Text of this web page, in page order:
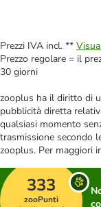
Prezzi IVA incl. **
Prezzo regolare = il
30 giorni
zooplus ha il diritto di
pubblicità diretta
qualsiasi momento
trasmissione secondo
zooplus. Per maggiori
333
zooPunti